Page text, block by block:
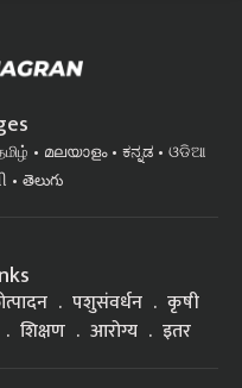
മലയാളം ಕನ್ನಡ
ଓଡିଆ
తెలుగు
पशुसंवर्धन
कृषी
शिक्षण आरोग्य इतर